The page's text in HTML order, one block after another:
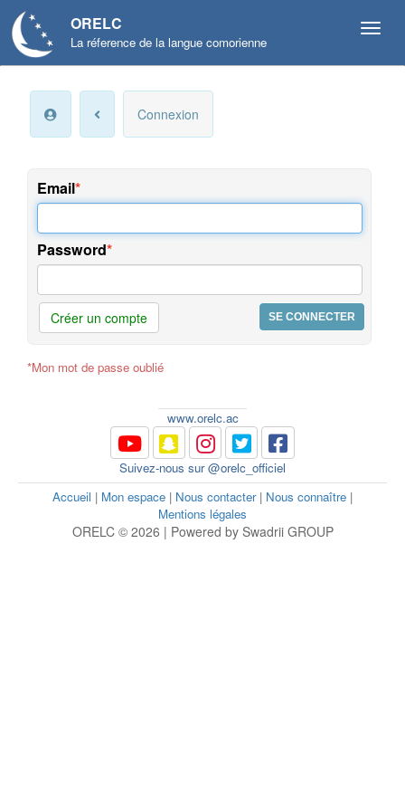
ORELC
La réference de la langue comorienne
compte
préférences
Connexion
Email
Password
Créer un compte
*Mon mot de passe oublié
www.orelc.ac
Suivez-nous sur @orelc_officiel
Accueil | Mon espace | Nous contacter| Nous connaître |
Mentions légales
ORELC © 2026 | Powered by Swadrii GROUP